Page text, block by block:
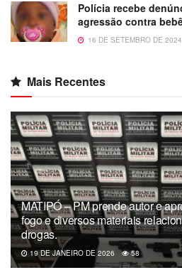
Polícia recebe
agressão contra
16 DE SETEMBRO DE 2024
Mais Recentes
MATIPÓ – PM prende autor e
fogo e diversos materiais
drogas.
19 DE JANEIRO DE 2026 58